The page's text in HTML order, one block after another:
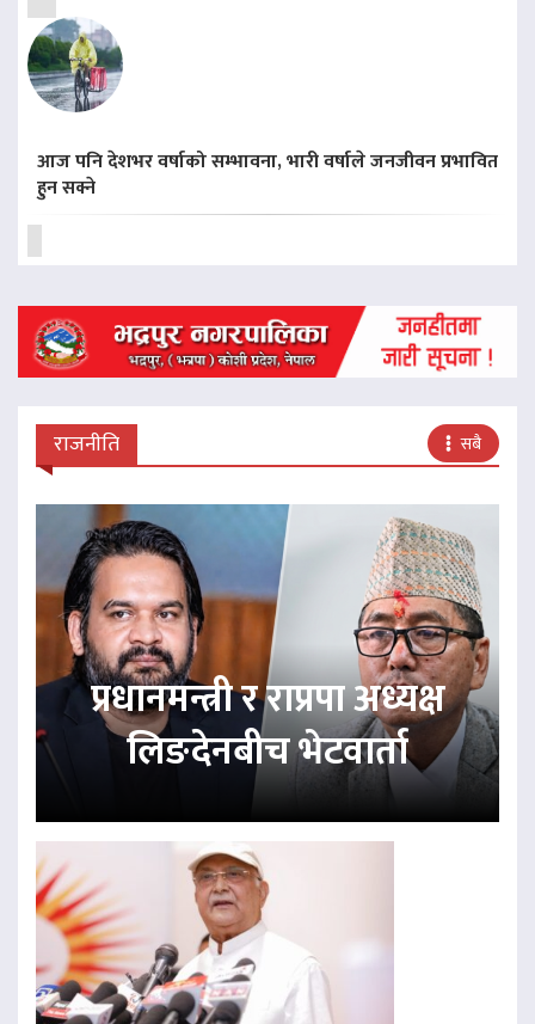
आज पनि देशभर वर्षाको सम्भावना, भारी वर्षाले जनजीवन प्रभावित
हुन सक्ने
राजनीति सबै
प्रधानमन्त्री र राप्रपा अध्यक्ष
लिङदेनबीच भेटवार्ता